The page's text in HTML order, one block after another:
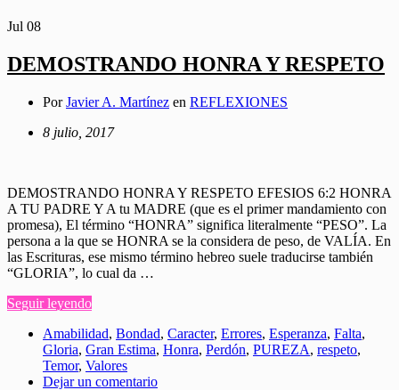
Jul 08
DEMOSTRANDO HONRA Y RESPETO
PorJavier A. Martínez en REFLEXIONES
8 julio, 2017
DEMOSTRANDO HONRA Y RESPETO EFESIOS 6:2 HONRA
A TU PADRE Y A tu MADRE (que es el primer mandamiento con
promesa), El término “HONRA” significa literalmente “PESO”. La
persona a la que se HONRA se la considera de peso, de VALÍA. En
las Escrituras, ese mismo término hebreo suele traducirse también
“GLORIA”, lo cual da …
Seguir leyendo
Amabilidad, Bondad, Caracter, Errores, Esperanza, Falta,
Gloria, Gran Estima, Honra, Perdón, PUREZA, respeto,
Temor, Valores
Dejar un comentario